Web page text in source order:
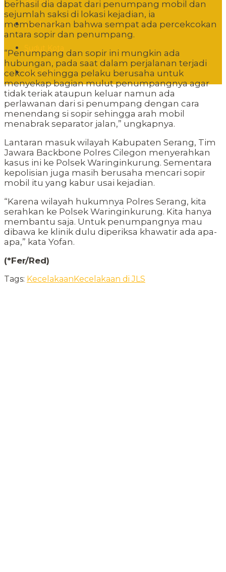
Lingkungan
Kesehatan
berhasil dia dapat dari penumpang mobil dan
sejumlah saksi di lokasi kejadian, ia
membenarkan bahwa sempat ada percekcokan
antara sopir dan penumpang.
“Penumpang dan sopir ini mungkin ada
hubungan, pada saat dalam perjalanan terjadi
cekcok sehingga pelaku berusaha untuk
menyekap bagian mulut penumpangnya agar
tidak teriak ataupun keluar namun ada
perlawanan dari si penumpang dengan cara
menendang si sopir sehingga arah mobil
menabrak separator jalan,” ungkapnya.
Lantaran masuk wilayah Kabupaten Serang, Tim
Jawara Backbone Polres Cilegon menyerahkan
kasus ini ke Polsek Waringinkurung. Sementara
kepolisian juga masih berusaha mencari sopir
mobil itu yang kabur usai kejadian.
“Karena wilayah hukumnya Polres Serang, kita
serahkan ke Polsek Waringinkurung. Kita hanya
membantu saja. Untuk penumpangnya mau
dibawa ke klinik dulu diperiksa khawatir ada apa-
apa,” kata Yofan.
(*Fer/Red)
Tags: KecelakaanKecelakaan di JLS